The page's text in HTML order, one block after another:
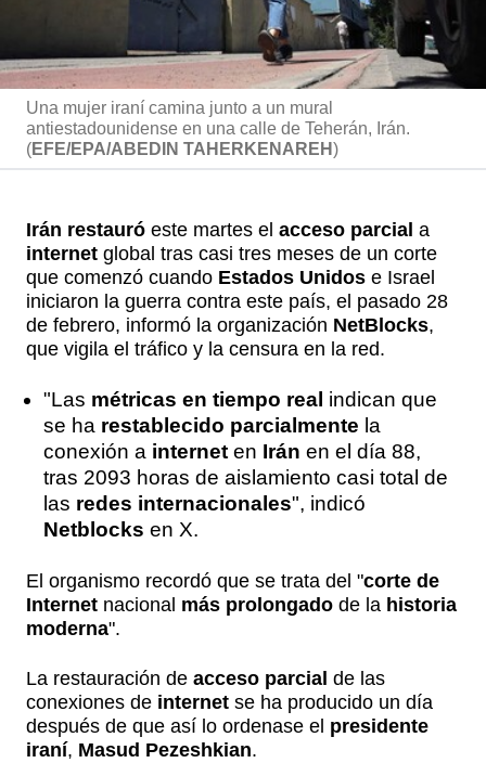
Una mujer iraní camina junto a un mural
antiestadounidense en una calle de Teherán, Irán.
(EFE/EPA/ABEDIN TAHERKENAREH )
Irán restauró este martes el acceso parcial a
internet global tras casi tres meses de un corte
que comenzó cuando Estados Unidos e Israel
iniciaron la guerra contra este país, el pasado 28
de febrero, informó la organización NetBlocks,
que vigila el tráfico y la censura en la red.
"Las métricas en tiempo real indican que
se ha restablecido parcialmente la
conexión a internet en Irán en el día 88,
tras 2093 horas de aislamiento casi total de
las redes internacionales", indicó
Netblocks en X.
El organismo recordó que se trata del "corte de
Internet nacional más prolongado de la historia
moderna".
La restauración de acceso parcial de las
conexiones de internet se ha producido un día
después de que así lo ordenase el presidente
iraní, Masud Pezeshkian.